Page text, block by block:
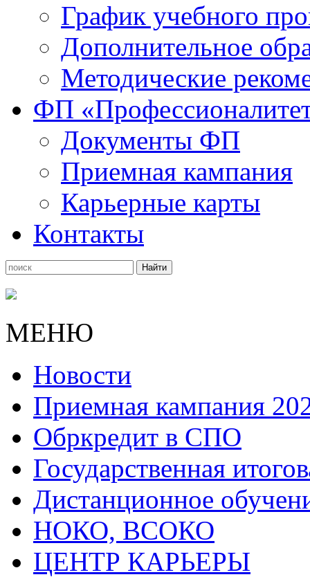
График учебного
Дополнительное
Методические
ФП
Документы ФП
Приемная кампания
Карьерные карты
Контакты
МЕНЮ
Новости
Приемная кампания
Обркредит в СПО
Государственная
Дистанционное
НОКО, ВСОКО
ЦЕНТР КАРЬЕРЫ